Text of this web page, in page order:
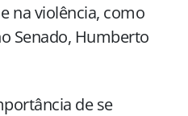
na violência, como
Senado, Humberto
de se